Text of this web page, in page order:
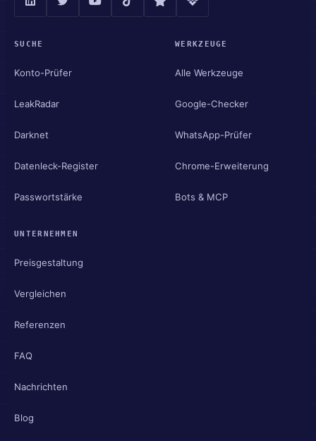
SUCHE
Konto-Prüfer
LeakRadar
Darknet
Datenleck-Register
Passwortstärke
WERKZEUGE
Alle Werkzeuge
Google-Checker
WhatsApp-Prüfer
Chrome-Erweiterung
Bots & MCP
UNTERNEHMEN
Preisgestaltung
Vergleichen
Referenzen
FAQ
Nachrichten
Blog